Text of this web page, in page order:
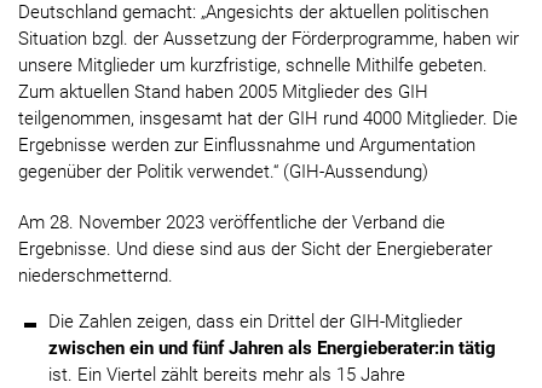
Deutschland gemacht: „Angesichts der aktuellen politischen
Situation bzgl. der Aussetzung der Förderprogramme, haben wir
unsere Mitglieder um kurzfristige, schnelle Mithilfe gebeten.
Zum aktuellen Stand haben 2005 Mitglieder des GIH
teilgenommen, insgesamt hat der GIH rund 4000 Mitglieder. Die
Ergebnisse werden zur Einflussnahme und Argumentation
gegenüber der Politik verwendet.“ (GIH-Aussendung)
Am 28. November 2023 veröffentliche der Verband die
Ergebnisse. Und diese sind aus der Sicht der Energieberater
niederschmetternd.
Die Zahlen zeigen, dass ein Drittel der GIH-Mitglieder
zwischen ein und fünf Jahren als Energieberater:in tätig
ist. Ein Viertel zählt bereits mehr als 15 Jahre